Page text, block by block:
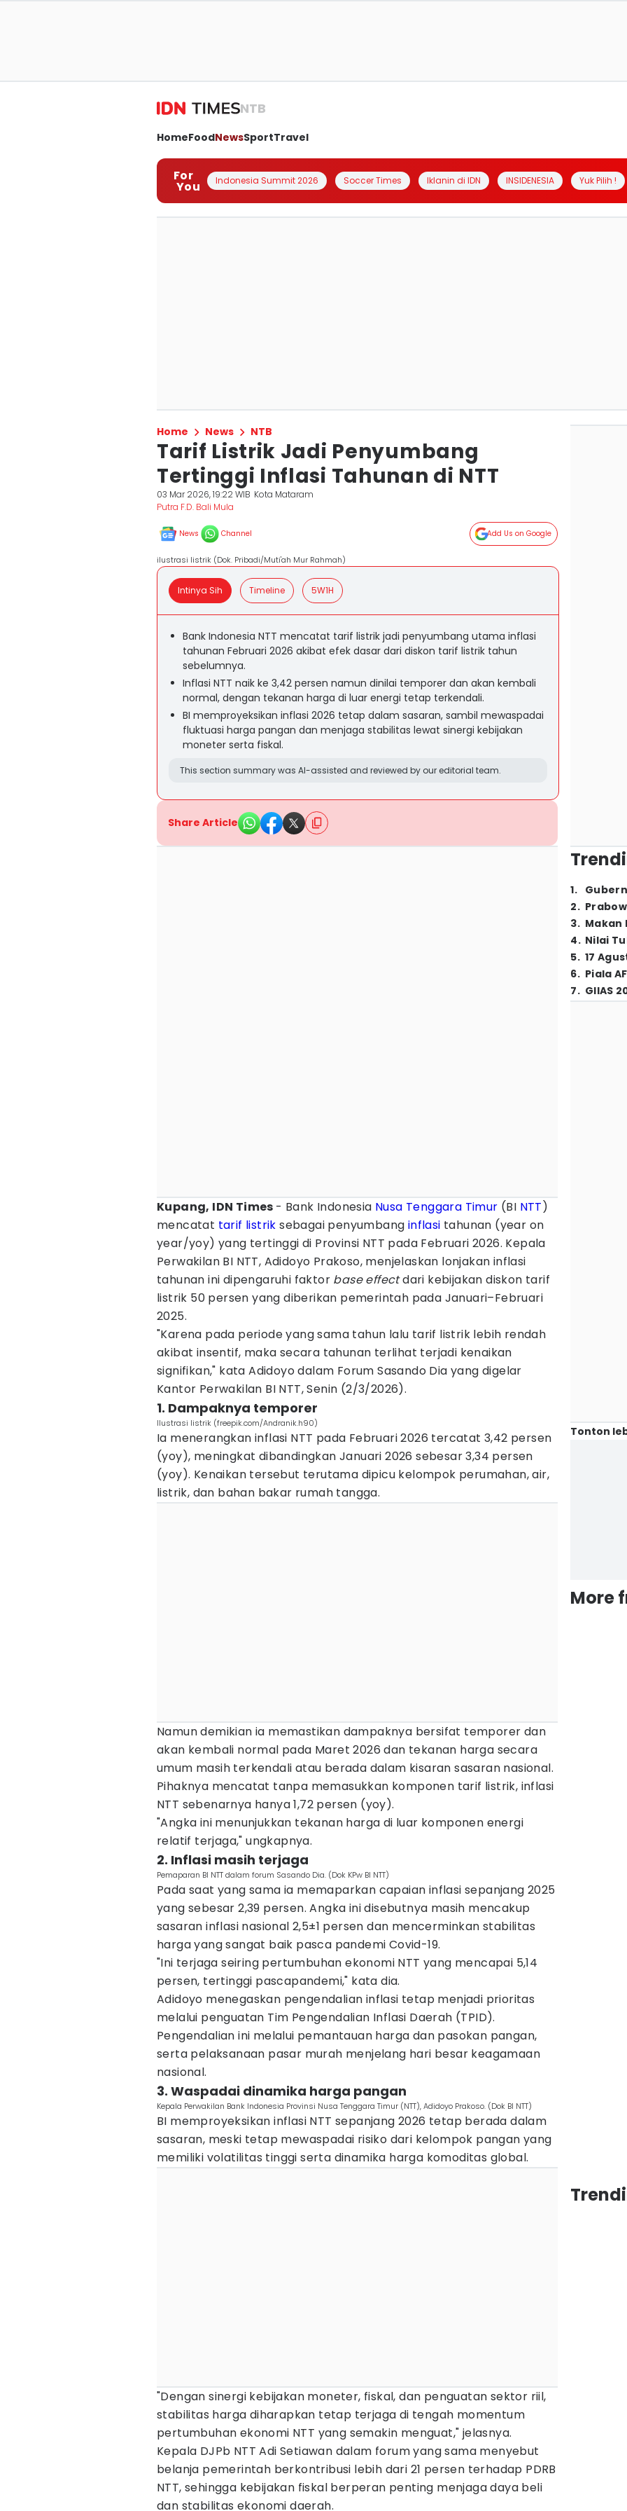
NTB
HomeFoodNewsSportTravel
For
You Indonesia Summit 2026 Soccer Times Iklanin di IDN INSIDENESIA Yuk Pilih !
Home News NTB
Tarif Listrik Jadi Penyumbang
Tertinggi Inflasi Tahunan di NTT
03 Mar 2026, 19:22 WIB Kota Mataram
Putra F.D. Bali Mula
News Channel Add Us on Google
ilustrasi listrik (Dok. Pribadi/Muti'ah Mur Rahmah)
Intinya Sih Timeline 5W1H
Bank Indonesia NTT mencatat tarif listrik jadi penyumbang utama inflasi
tahunan Februari 2026 akibat efek dasar dari diskon tarif listrik tahun
sebelumnya.
Inflasi NTT naik ke 3,42 persen namun dinilai temporer dan akan kembali
normal, dengan tekanan harga di luar energi tetap terkendali.
BI memproyeksikan inflasi 2026 tetap dalam sasaran, sambil mewaspadai
fluktuasi harga pangan dan menjaga stabilitas lewat sinergi kebijakan
moneter serta fiskal.
This section summary was AI-assisted and reviewed by our editorial team.
Share Article
Kupang, IDN Times - Bank Indonesia Nusa Tenggara Timur (BI NTT)
mencatat tarif listrik sebagai penyumbang inflasi tahunan (year on
year/yoy) yang tertinggi di Provinsi NTT pada Februari 2026. Kepala
Perwakilan BI NTT, Adidoyo Prakoso, menjelaskan lonjakan inflasi
tahunan ini dipengaruhi faktor base effectdari kebijakan diskon tarif
listrik 50 persen yang diberikan pemerintah pada Januari–Februari
2025.
"Karena pada periode yang sama tahun lalu tarif listrik lebih rendah
akibat insentif, maka secara tahunan terlihat terjadi kenaikan
signifikan," kata Adidoyo dalam Forum Sasando Dia yang digelar
Kantor Perwakilan BI NTT, Senin (2/3/2026).
1. Dampaknya temporer
Ilustrasi listrik (freepik.com/Andranik.h90)
Ia menerangkan inflasi NTT pada Februari 2026 tercatat 3,42 persen
(yoy), meningkat dibandingkan Januari 2026 sebesar 3,34 persen
(yoy). Kenaikan tersebut terutama dipicu kelompok perumahan, air,
listrik, dan bahan bakar rumah tangga.
Namun demikian ia memastikan dampaknya bersifat temporer dan
akan kembali normal pada Maret 2026 dan tekanan harga secara
umum masih terkendali atau berada dalam kisaran sasaran nasional.
Pihaknya mencatat tanpa memasukkan komponen tarif listrik, inflasi
NTT sebenarnya hanya 1,72 persen (yoy).
"Angka ini menunjukkan tekanan harga di luar komponen energi
relatif terjaga," ungkapnya.
2. Inflasi masih terjaga
Pemaparan BI NTT dalam forum Sasando Dia. (Dok KPw BI NTT)
Pada saat yang sama ia memaparkan capaian inflasi sepanjang 2025
yang sebesar 2,39 persen. Angka ini disebutnya masih mencakup
sasaran inflasi nasional 2,5±1 persen dan mencerminkan stabilitas
harga yang sangat baik pasca pandemi Covid-19.
"Ini terjaga seiring pertumbuhan ekonomi NTT yang mencapai 5,14
persen, tertinggi pascapandemi," kata dia.
Adidoyo menegaskan pengendalian inflasi tetap menjadi prioritas
melalui penguatan Tim Pengendalian Inflasi Daerah (TPID).
Pengendalian ini melalui pemantauan harga dan pasokan pangan,
serta pelaksanaan pasar murah menjelang hari besar keagamaan
nasional.
3. Waspadai dinamika harga pangan
Kepala Perwakilan Bank Indonesia Provinsi Nusa Tenggara Timur (NTT), Adidoyo Prakoso. (Dok BI NTT)
BI memproyeksikan inflasi NTT sepanjang 2026 tetap berada dalam
sasaran, meski tetap mewaspadai risiko dari kelompok pangan yang
memiliki volatilitas tinggi serta dinamika harga komoditas global.
"Dengan sinergi kebijakan moneter, fiskal, dan penguatan sektor riil,
stabilitas harga diharapkan tetap terjaga di tengah momentum
pertumbuhan ekonomi NTT yang semakin menguat," jelasnya.
Kepala DJPb NTT Adi Setiawan dalam forum yang sama menyebut
belanja pemerintah berkontribusi lebih dari 21 persen terhadap PDRB
NTT, sehingga kebijakan fiskal berperan penting menjaga daya beli
dan stabilitas ekonomi daerah.
1.
2.
3. Makan
4. Nilai
5. 17
6. Piala
7. GIIAS
Tonton
More